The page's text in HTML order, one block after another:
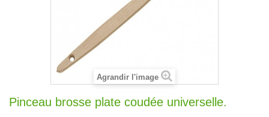
Agrandir l'image
Pinceau brosse plate coudée universelle.